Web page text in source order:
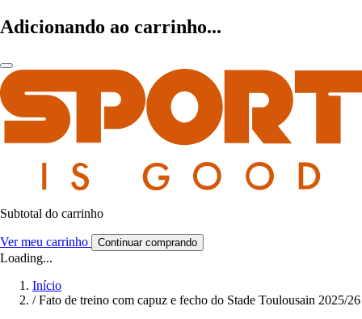
Adicionando ao carrinho...
Subtotal do carrinho
Ver meu carrinho Continuar comprando
Loading...
Início
/ Fato de treino com capuz e fecho do Stade Toulousain 2025/26